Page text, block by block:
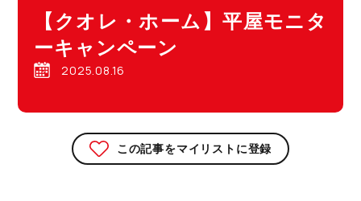
【クオレ・ホーム】平屋モニタ
ーキャンペーン
2025.08.16
この記事をマイリストに登録